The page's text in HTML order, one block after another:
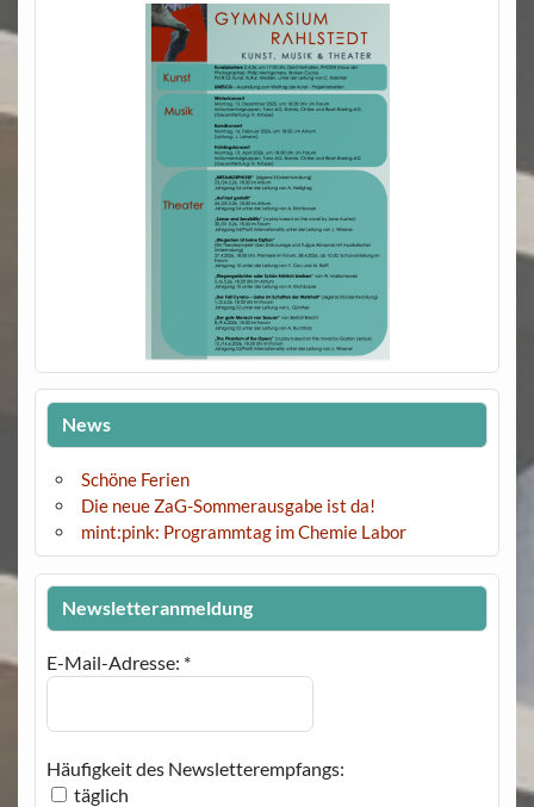
News
Schöne Ferien
Die neue ZaG-Sommerausgabe ist da!
mint:pink: Programmtag im Chemie Labor
Newsletteranmeldung
E-Mail-Adresse: *
Häufigkeit des Newsletterempfangs:
täglich